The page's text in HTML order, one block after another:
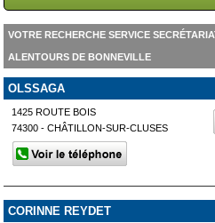
VOTRE RECHERCHE SERVICE
ALENTOURS DE BONNEVILLE
OLSSAGA
1425 ROUTE BOIS
74300 - CHÂTILLON-SUR-CLUSES
CORINNE REYDET